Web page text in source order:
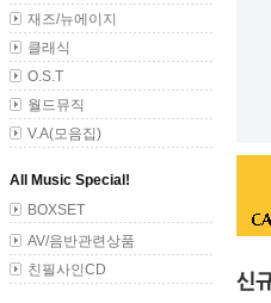
재즈/뉴에이지
클래식
O.S.T
월드뮤직
V.A(모음집)
All Music Special!
BOXSET
AV/음반관련상품
친필사인CD